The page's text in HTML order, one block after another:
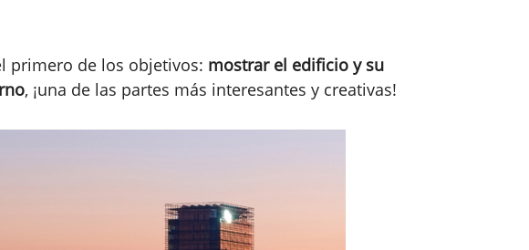
primero de los objetivos: mostrar el edificio y su
, ¡una de las partes más interesantes y creativas!